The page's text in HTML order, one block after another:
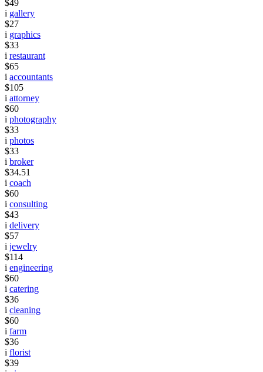
$49
i gallery
$27
i graphics
$33
i restaurant
$65
i accountants
$105
i attorney
$60
i photography
$33
i photos
$33
i broker
$34.51
i coach
$60
i consulting
$43
i delivery
$57
i jewelry
$114
i engineering
$60
i catering
$36
i cleaning
$60
i farm
$36
i florist
$39